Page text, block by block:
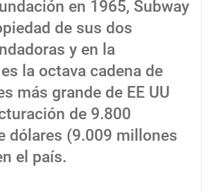
en 1965, Subway
de sus dos
y en la
la octava cadena de
más grande de EE UU
de 9.800
dólares (9.009 millones
el país.